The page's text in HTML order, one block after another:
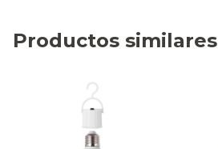
Productos similares